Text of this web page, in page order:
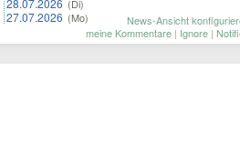
28.07.2026 (Di)
27.07.2026 (Mo)
News-Ansicht
meine Kommentare | Ignore |